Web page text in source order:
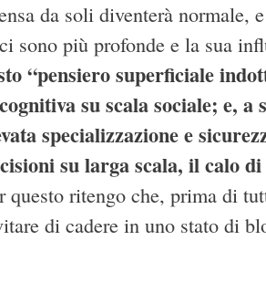
da soli diventerà
sono più profonde e la sua
“pensiero superficiale
su scala sociale; e,
specializzazione e
su larga scala, il calo
questo ritengo che, prima di
di cadere in uno stato di